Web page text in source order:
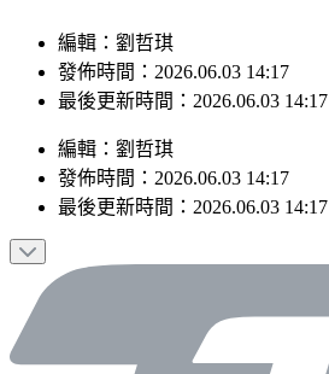
編輯：劉哲琪
發佈時間：2026.06.03 14:17
最後更新時間：2026.06.03 14:17
編輯 ： 劉哲琪
發佈時間： 2026.06.03 14:17
最後更新時間： 2026.06.03 14:17